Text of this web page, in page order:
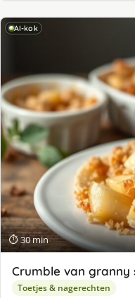
AI-kok
⏱ 30 min
Crumble van
Toetjes & nagerechten